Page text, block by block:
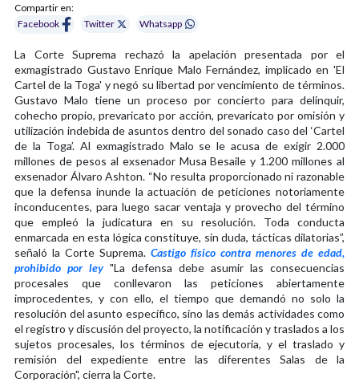
Compartir en:
Facebook
Twitter Whatsapp
La Corte Suprema rechazó la apelación presentada por el
exmagistrado Gustavo Enrique Malo Fernández, implicado en 'El
Cartel de la Toga' y negó su libertad por vencimiento de términos.
Gustavo Malo tiene un proceso por concierto para delinquir,
cohecho propio, prevaricato por acción, prevaricato por omisión y
utilización indebida de asuntos dentro del sonado caso del ‘Cartel
de la Toga’. Al exmagistrado Malo se le acusa de exigir 2.000
millones de pesos al exsenador Musa Besaile y 1.200 millones al
exsenador Álvaro Ashton. “No resulta proporcionado ni razonable
que la defensa inunde la actuación de peticiones notoriamente
inconducentes, para luego sacar ventaja y provecho del término
que empleó la judicatura en su resolución. Toda conducta
enmarcada en esta lógica constituye, sin duda, tácticas dilatorias”,
señaló la Corte Suprema. Castigo físico contra menores de edad,
prohibido por ley"La defensa debe asumir las consecuencias
procesales que conllevaron las peticiones abiertamente
improcedentes, y con ello, el tiempo que demandó no solo la
resolución del asunto específico, sino las demás actividades como
el registro y discusión del proyecto, la notificación y traslados a los
sujetos procesales, los términos de ejecutoria, y el traslado y
remisión del expediente entre las diferentes Salas de la
Corporación", cierra la Corte.